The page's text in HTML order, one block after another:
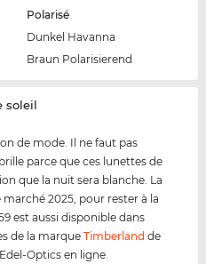
Polarisé
Dunkel Havanna
Braun Polarisierend
soleil
de mode. Il ne faut pas
parce que ces lunettes de
que la nuit sera blanche. La
2025, pour rester à la
est aussi disponible dans
de la marqueTimberland de
Optics en ligne.